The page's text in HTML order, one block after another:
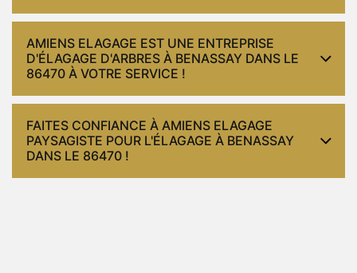
AMIENS ELAGAGE EST UNE ENTREPRISE
D'ÉLAGAGE D'ARBRES À BENASSAY DANS LE
86470 À VOTRE SERVICE !
FAITES CONFIANCE À AMIENS ELAGAGE
PAYSAGISTE POUR L'ÉLAGAGE À BENASSAY
DANS LE 86470 !